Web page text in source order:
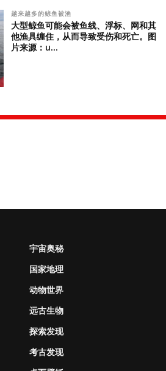
越来越多的鲸鱼被渔
大型鲸鱼可能会被鱼线、浮标、网和其
他渔具缠住，从而导致受伤和死亡。图
片来源：u...
宇宙奥秘
国家地理
动物世界
远古生物
探索发现
考古发现